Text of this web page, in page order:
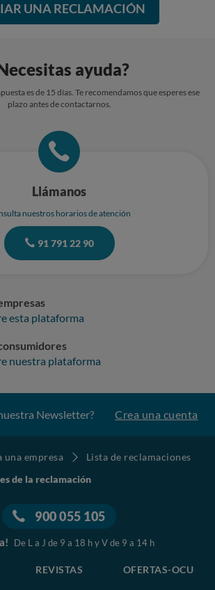
UNA RECLAMACIÓN
ayuda?
es de 15 días. Te recomendamos que esperes ese
plazo antes de contactarnos.
Llámanos
nuestros horarios de atención
91 791 22 90
esta plataforma
nuestra plataforma
Newsletter? Crea una cuenta
una empresa
Lista de reclamaciones
de la reclamación
900 055 105
De L a J de 9 a 18 h y V de 9 a 14 h
REVISTAS OFERTAS-OCU